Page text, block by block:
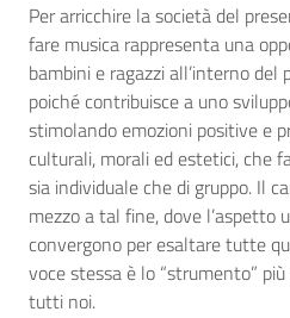
Per arricchire la società del
fare musica rappresenta una
bambini e ragazzi all’interno del
poiché contribuisce a uno
stimolando emozioni positive e
culturali, morali ed estetici, che
sia individuale che di gruppo. Il
mezzo a tal fine, dove l’aspetto
convergono per esaltare tutte
voce stessa è lo “strumento”
tutti noi.